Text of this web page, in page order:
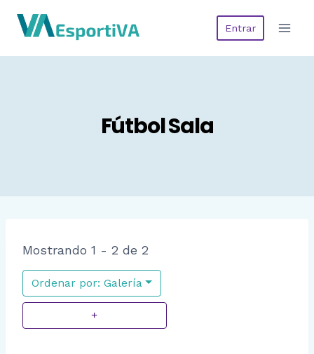
contenido
Entrar
Fútbol Sala
Mostrando 1 - 2 de 2
Ordenar por: Galería